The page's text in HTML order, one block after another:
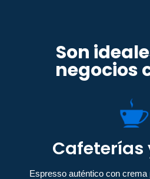
Son
negocios
Cafeterías
Espresso auténtico con